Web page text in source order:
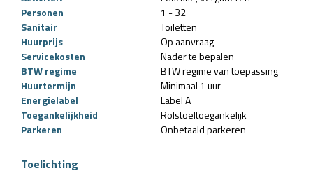
Personen
1 - 32
Sanitair
Toiletten
Huurprijs
Op aanvraag
Servicekosten
Nader te bepalen
BTW regime
BTW regime van toepassing
Huurtermijn
Minimaal 1 uur
Energielabel
Label A
Toegankelijkheid
Rolstoeltoegankelijk
Parkeren
Onbetaald parkeren
Toelichting